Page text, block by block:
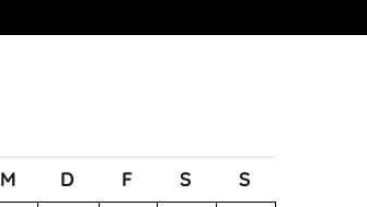
M D F S
S